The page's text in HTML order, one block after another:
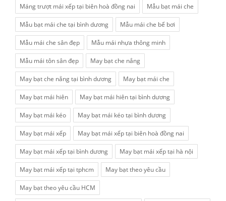
Máng trượt mái xếp tại biên hoà đồng nai Mẫu bạt mái che
Mẫu bạt mái che tại bình dương Mẫu mái che bể bơi
Mẫu mái che sân đẹp Mẫu mái nhựa thông minh
Mẫu mái tôn sân đẹp May bạt che nắng
May bạt che nắng tại bình dương May bạt mái che
May bạt mái hiên May bạt mái hiên tại bình dương
May bạt mái kéo May bạt mái kéo tại bình dương
May bạt mái xếp May bạt mái xếp tại biên hoà đồng nai
May bạt mái xếp tại bình dương May bạt mái xếp tại hà nội
May bạt mái xếp tại tphcm May bạt theo yêu cầu
May bạt theo yêu cầu HCM